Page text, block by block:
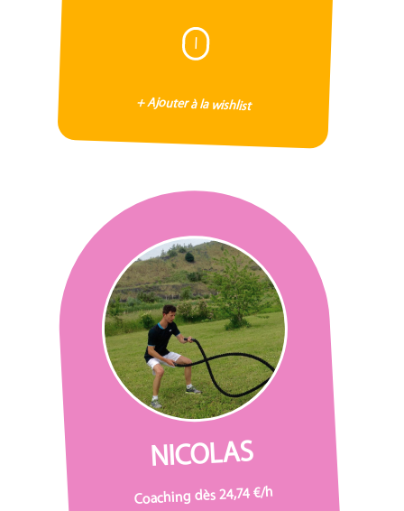
I
+ Ajouter à la wishlist
NICOLAS
Coaching dès 24,74 €/h